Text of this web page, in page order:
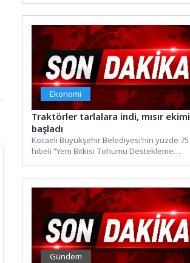
Ekonomi
Traktörler tarlalara indi, mısır ekimi
başladı
Kocaeli Büyükşehir Belediyesi’nin yüzde 75
hibeli “Yem Bitkisi Tohumu Destekleme
Gündem